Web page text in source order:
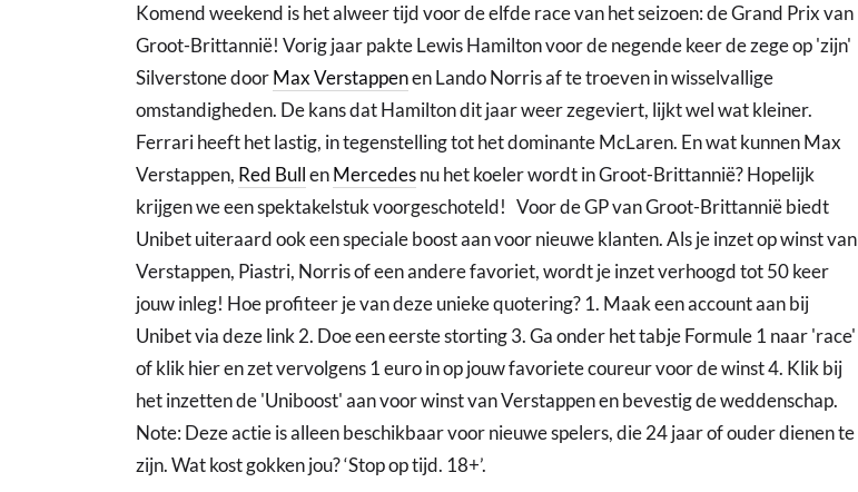
Komend weekend is het alweer tijd voor de elfde race van het seizoen: de Grand Prix van
Groot-Brittannië! Vorig jaar pakte Lewis Hamilton voor de negende keer de zege op 'zijn'
Silverstone doorMax Verstappenen Lando Norris af te troeven in wisselvallige
omstandigheden. De kans dat Hamilton dit jaar weer zegeviert, lijkt wel wat kleiner.
Ferrari heeft het lastig, in tegenstelling tot het dominante McLaren. En wat kunnen Max
Verstappen, Red BullenMercedesnu het koeler wordt in Groot-Brittannië? Hopelijk
krijgen we een spektakelstuk voorgeschoteld! Voor de GP van Groot-Brittannië biedt
Unibet uiteraard ook een speciale boost aan voor nieuwe klanten. Als je inzet op winst van
Verstappen, Piastri, Norris of een andere favoriet, wordt je inzet verhoogd tot 50 keer
jouw inleg! Hoe profiteer je van deze unieke quotering? 1. Maak een account aan bij
Unibet via deze link 2. Doe een eerste storting 3. Ga onder het tabje Formule 1 naar 'race'
of klik hier en zet vervolgens 1 euro in op jouw favoriete coureur voor de winst 4. Klik bij
het inzetten de 'Uniboost' aan voor winst van Verstappen en bevestig de weddenschap.
Note: Deze actie is alleen beschikbaar voor nieuwe spelers, die 24 jaar of ouder dienen te
zijn. Wat kost gokken jou? ‘Stop op tijd. 18+’.